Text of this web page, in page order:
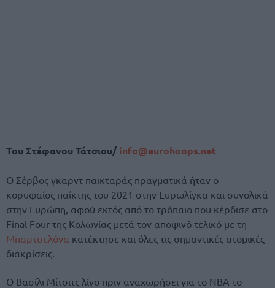
Του Στέφανου Τάτσιου/ info@eurohoops.net
Ο Σέρβος γκαρντ παικταράς πραγματικά ήταν ο
κορυφαίος παίκτης του 2021 στην Ευρωλίγκα και συνολικά
στην Ευρώπη, αφού εκτός από το τρόπαιο που κέρδισε στο
Final Four της Κολωνίας μετά τον αποψινό τελικό με τη
Μπαρτσελόνα κατέκτησε και όλες τις σημαντικές ατομικές
διακρίσεις.
Ο Βασίλι Μίτσιτς λίγο πριν αναχωρήσει για το ΝΒΑ το